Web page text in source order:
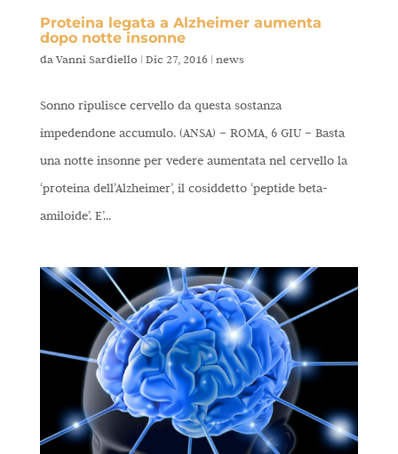
Proteina legata a Alzheimer aumenta
dopo notte insonne
da Vanni Sardiello | Dic 27, 2016 | news
Sonno ripulisce cervello da questa sostanza
impedendone accumulo. (ANSA) – ROMA, 6 GIU – Basta
una notte insonne per vedere aumentata nel cervello la
‘proteina dell’Alzheimer’, il cosiddetto ‘peptide beta-
amiloide’. E’...